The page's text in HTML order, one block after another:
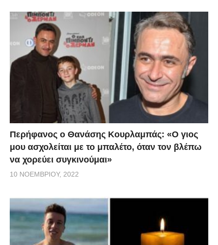
Περήφανος ο Θανάσης Κουρλαμπάς: «Ο γιος
μου ασχολείται με το μπαλέτο, όταν τον βλέπω
να χορεύει συγκινούμαι»
10 ΝΟΕΜΒΡΊΟΥ, 2022